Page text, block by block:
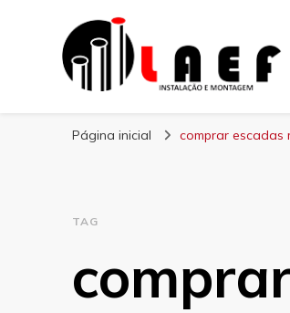
Laef
Página inicial comprar escadas
TAG